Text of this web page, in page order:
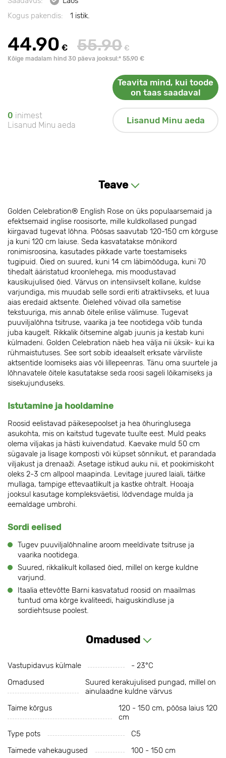
Kogus pakendis:
1 istik.
44.90 € 55.90 €
Kõige madalam hind 30 päeva jooksul:* 55.90 €
Teavita mind, kui toode
on taas saadaval
0 inimest
Lisanud Minu aeda
Lisanud Minu aeda
Teave
Golden Celebration® English Rose on üks populaarsemaid ja
efektsemaid inglise roosisorte, mille kuldkollased pungad
kiirgavad tugevat lõhna. Põõsas saavutab 120-150 cm kõrguse
ja kuni 120 cm laiuse. Seda kasvatatakse mõnikord
ronimisroosina, kasutades pikkade varte toestamiseks
tugipuid. Õied on suured, kuni 14 cm läbimõõduga, kuni 70
tihedalt ääristatud kroonlehega, mis moodustavad
kausikujulised õied. Värvus on intensiivselt kollane, kuldse
varjundiga, mis muudab selle sordi eriti atraktiivseks, et luua
aias eredaid aktsente. Õielehed võivad olla sametise
tekstuuriga, mis annab õitele erilise välimuse. Tugevat
puuviljalõhna tsitruse, vaarika ja tee nootidega võib tunda
juba kaugelt. Rikkalik õitsemine algab juunis ja kestab kuni
külmadeni. Golden Celebration näeb hea välja nii üksik- kui ka
rühmaistutuses. See sort sobib ideaalselt erksate värviliste
aktsentide loomiseks aias või lillepeenras. Tänu oma suurtele ja
lõhnavatele õitele kasutatakse seda roosi sageli lõikamiseks ja
sisekujunduseks.
Istutamine ja hooldamine
Roosid eelistavad päikesepoolset ja hea õhuringlusega
asukohta, mis on kaitstud tugevate tuulte eest. Muld peaks
olema viljakas ja hästi kuivendatud. Kaevake muld 50 cm
sügavale ja lisage komposti või küpset sõnnikut, et parandada
viljakust ja drenaaži. Asetage istikud auku nii, et pookimiskoht
oleks 2-3 cm allpool maapinda. Levitage juured laiali, täitke
mullaga, tampige ettevaatlikult ja kastke ohtralt. Hooaja
jooksul kasutage kompleksväetisi, lõdvendage mulda ja
eemaldage umbrohi.
Sordi eelised
Tugev puuviljalõhnaline aroom meeldivate tsitruse ja
vaarika nootidega.
Suured, rikkalikult kollased õied, millel on kerge kuldne
varjund.
Itaalia ettevõtte Barni kasvatatud roosid on maailmas
tuntud oma kõrge kvaliteedi, haiguskindluse ja
sordiehtsuse poolest.
Omadused
Vastupidavus külmale
- 23°С
Omadused
Suured kerakujulised pungad, millel on
ainulaadne kuldne värvus
Taime kõrgus
120 - 150 cm, põõsa laius 120
cm
Type pots
C5
Taimede vahekaugused
100 - 150 cm